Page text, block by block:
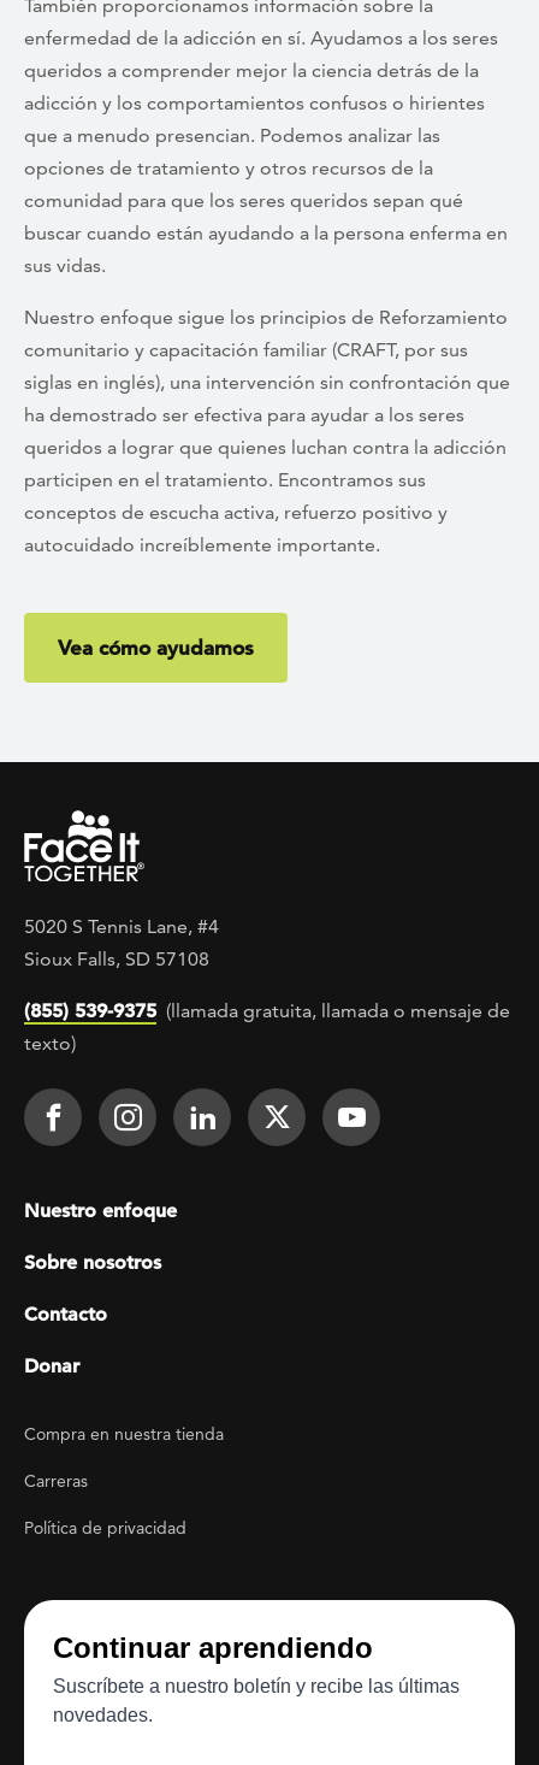
También proporcionamos información sobre la
enfermedad de la adicción en sí. Ayudamos a los seres
queridos a comprender mejor la ciencia detrás de la
adicción y los comportamientos confusos o hirientes
que a menudo presencian. Podemos analizar las
opciones de tratamiento y otros recursos de la
comunidad para que los seres queridos sepan qué
buscar cuando están ayudando a la persona enferma en
sus vidas.
Nuestro enfoque sigue los principios de Reforzamiento
comunitario y capacitación familiar (CRAFT, por sus
siglas en inglés), una intervención sin confrontación que
ha demostrado ser efectiva para ayudar a los seres
queridos a lograr que quienes luchan contra la adicción
participen en el tratamiento. Encontramos sus
conceptos de escucha activa, refuerzo positivo y
autocuidado increíblemente importante.
Vea cómo ayudamos
5020 S Tennis Lane, #4
Sioux Falls, SD 57108
(855) 539-9375 (llamada gratuita, llamada o mensaje de
texto)
Footer Social
Face It TOGETHER on Facebook
Face It TOGETHER on
Face It TOGETHER on
Face ItFace It
Footer menu
Nuestro enfoque
Sobre nosotros
Contacto
Donar
Footer Utility
Compra en nuestra tienda
Carreras
Política de privacidad